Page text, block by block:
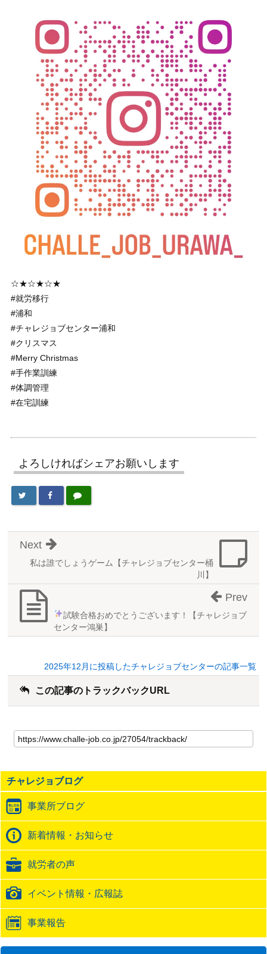
☆★☆★☆★
#就労移行
#浦和
#チャレジョブセンター浦和
#クリスマス
#Merry Christmas
#手作業訓練
#体調管理
#在宅訓練
よろしければシェアお願いします
私は誰でしょうゲーム【チャレジョブセンター桶
川】
Next
試験合格おめでとうございます！【チャレジョブ
センター鴻巣】
Prev
2025年12月に投稿したチャレジョブセンターの記事一覧
この記事のトラックバックURL
の
記
の
ト
ッ
ク
バ
ッ
URL
チャレジョブログ
事業所ブログ
新着情報・お知らせ
就労者の声
イベント情報・広報誌
事業報告